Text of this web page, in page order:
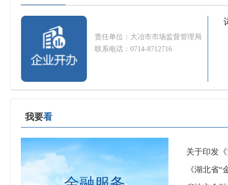
责任单位：大冶市市场监督管理局
联系电话：0714-8712716
我要看
关于印发
《湖北省